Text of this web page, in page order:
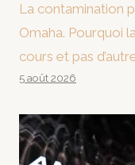
La contamination
Omaha. Pourquoi
cours et pas
5 août 2026